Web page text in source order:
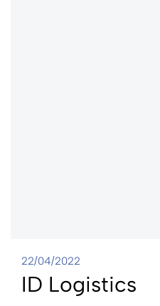
22/04/2022
ID Logistics